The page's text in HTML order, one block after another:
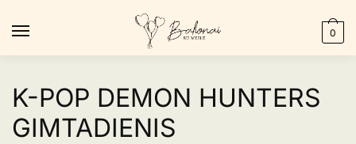
0
K-POP DEMON HUNTERS
GIMTADIENIS